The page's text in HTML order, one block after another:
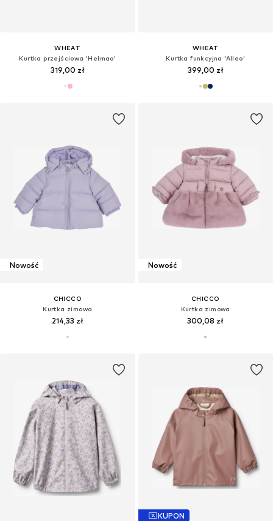
WHEAT
Kurtka przejściowa 'Helmao'
319,00 zł
WHEAT
Kurtka funkcyjna 'Alleo'
399,00 zł
Nowość
CHICCO
Kurtka zimowa
214,33 zł
Nowość
CHICCO
Kurtka zimowa
300,08 zł
KUPON